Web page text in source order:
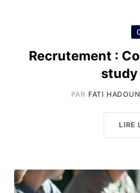
Recrutement :
study
PAR FATI
LIRE